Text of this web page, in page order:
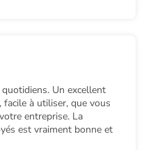
Un excellent
facile à utiliser, que vous
entreprise. La
est vraiment bonne et